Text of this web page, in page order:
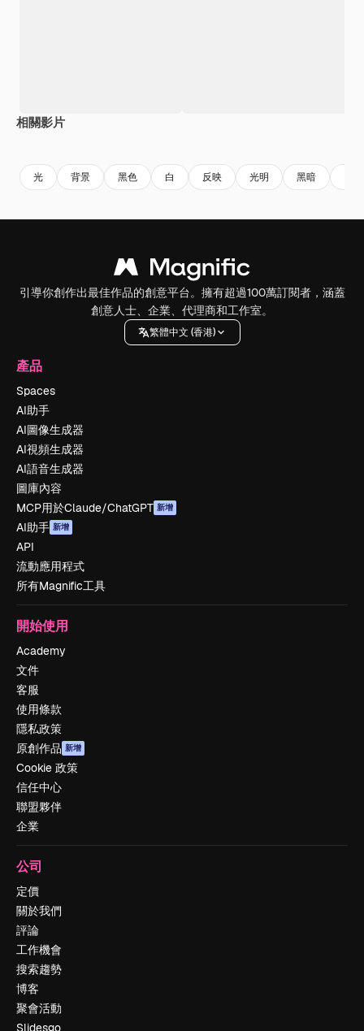
相關影片
光 背景 黑色 白 反映 光明 黑暗
引導你創作出最佳作品的創意平台。擁有超過100萬訂閱者，涵蓋
創意人士、企業、代理商和工作室。
繁體中文 (香港)
產品
Spaces
AI助手
AI圖像生成器
AI視頻生成器
AI語音生成器
圖庫內容
MCP用於Claude/ChatGPT 新增
AI助手 新增
API
流動應用程式
所有Magnific工具
開始使用
Academy
文件
客服
使用條款
隱私政策
原創作品 新增
Cookie 政策
信任中心
聯盟夥伴
企業
公司
定價
關於我們
評論
工作機會
搜索趨勢
博客
聚會活動
Slidesgo